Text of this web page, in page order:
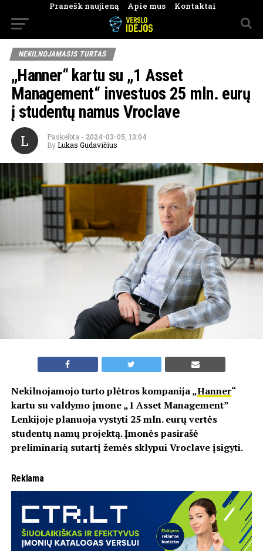
Pranešk naujieną Apie mus Kontaktai
NEKILNOJAMASIS TURTAS
„Hanner“ kartu su „1 Asset
Management“ investuos 25 mln. eurų
į studentų namus Vroclave
L Paskelbta - 2024-03-05, 13:04
By Lukas Gudavičius
Nekilnojamojo turto plėtros kompanija „Hanner“
kartu su valdymo įmone „1 Asset Management”
Lenkijoje planuoja vystyti 25 mln. eurų vertės
studentų namų projektą. Įmonės pasirašė
preliminarią sutartį žemės sklypui Vroclave įsigyti.
Reklama